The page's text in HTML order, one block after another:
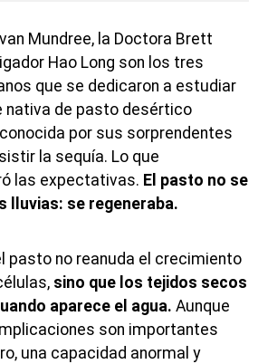
Mundree, la Doctora Brett
Hao Long son los tres
que se dedicaron a estudiar
nativa de pasto desértico
conocida por sus sorprendentes
la sequía. Lo que
las expectativas. El pasto no se
lluvias: se regeneraba.
pasto no reanuda el crecimiento
sino que los tejidos secos
aparece el agua. Aunque
son importantes
una capacidad anormal y